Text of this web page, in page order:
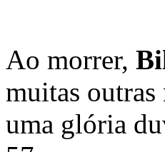
Ao morrer,
muitas
uma glória